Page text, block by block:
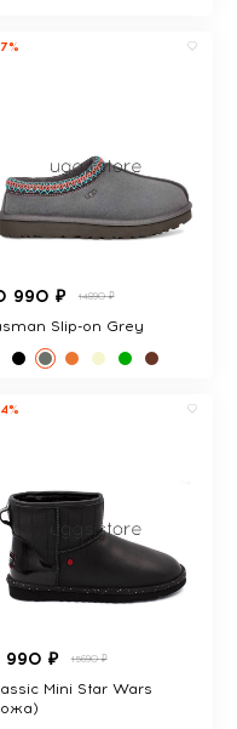
990 ₽ 14890 ₽
Slip-on Grey
990 ₽ 15690 ₽
Mini Star Wars